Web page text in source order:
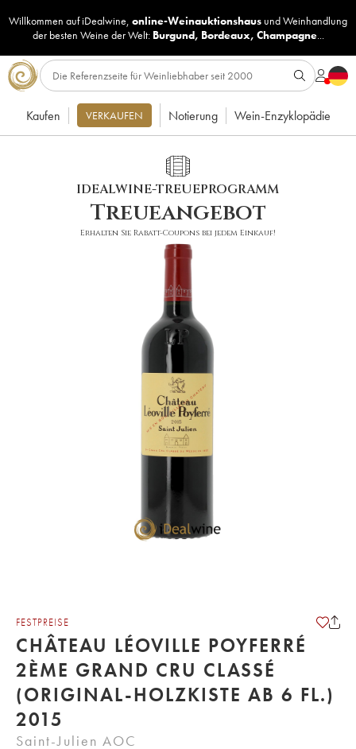
Willkommen auf iDealwine, online-Weinauktionshaus undWeinhandlung
der besten Weine der Welt: Burgund, Bordeaux, Champagne...
Kaufen VERKAUFEN Notierung Wein-Enzyklopädie
IDEALWINE-TREUEPROGRAMM
Treueangebot
Erhalten Sie Rabatt-Coupons bei jedem Einkauf!
FESTPREISE
CHÂTEAU LÉOVILLE POYFERRÉ
2ÈME GRAND CRU CLASSÉ
(ORIGINAL-HOLZKISTE AB 6 FL.)
2015
Saint-Julien AOC